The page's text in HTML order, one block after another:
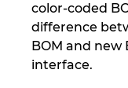
color-coded
difference
BOM and new
interface.
Singapore
Slovakia